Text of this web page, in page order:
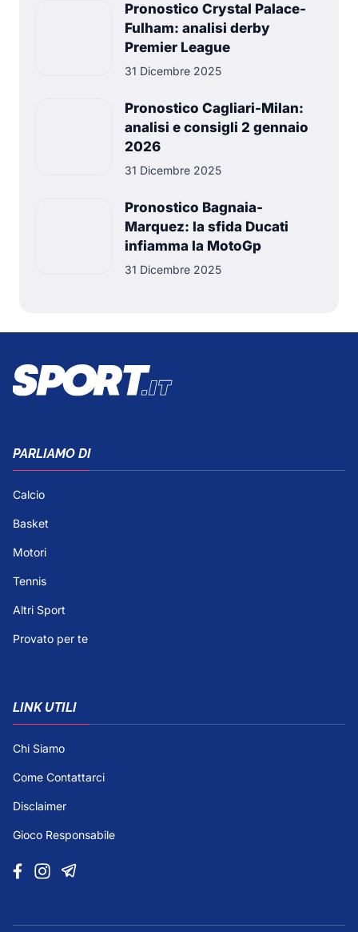
Pronostico Crystal Palace-
Fulham: analisi derby
Premier League
31 Dicembre 2025
Pronostico Cagliari-Milan:
analisi e consigli 2 gennaio
2026
31 Dicembre 2025
Pronostico Bagnaia-
Marquez: la sfida Ducati
infiamma la MotoGp
31 Dicembre 2025
PARLIAMO DI
Calcio
Basket
Motori
Tennis
Altri Sport
Provato per te
LINK UTILI
Chi Siamo
Come Contattarci
Disclaimer
Gioco Responsabile